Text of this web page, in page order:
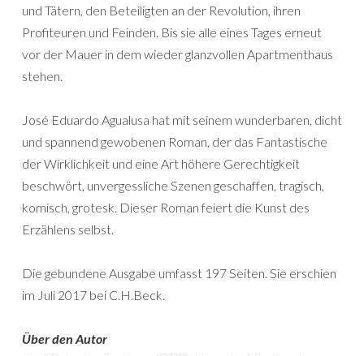
und Tätern, den Beteiligten an der Revolution, ihren
Profiteuren und Feinden. Bis sie alle eines Tages erneut
vor der Mauer in dem wieder glanzvollen Apartmenthaus
stehen.
José Eduardo Agualusa hat mit seinem wunderbaren, dicht
und spannend gewobenen Roman, der das Fantastische
der Wirklichkeit und eine Art höhere Gerechtigkeit
beschwört, unvergessliche Szenen geschaffen, tragisch,
komisch, grotesk. Dieser Roman feiert die Kunst des
Erzählens selbst.
Die gebundene Ausgabe umfasst 197 Seiten. Sie erschien
im Juli 2017 bei C.H.Beck.
Über den Autor